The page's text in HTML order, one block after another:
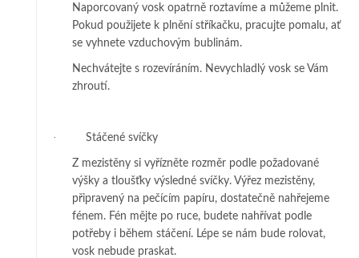
Naporcovaný vosk opatrně roztavíme a můžeme plnit.
Pokud použijete k plnění stříkačku, pracujte pomalu, ať
se vyhnete vzduchovým bublinám.
Nechvátejte s rozevíráním. Nevychladlý vosk se Vám
zhroutí.
· Stáčené svíčky
Z mezistěny si vyřízněte rozměr podle požadované
výšky a tloušťky výsledné svíčky. Výřez mezistěny,
připravený na pečícím papíru, dostatečně nahřejeme
fénem. Fén mějte po ruce, budete nahřívat podle
potřeby i během stáčení. Lépe se nám bude rolovat,
vosk nebude praskat.